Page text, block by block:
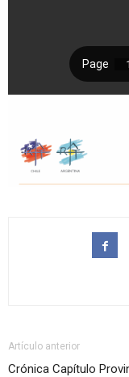
Artículo anterior
Crónica Capítulo